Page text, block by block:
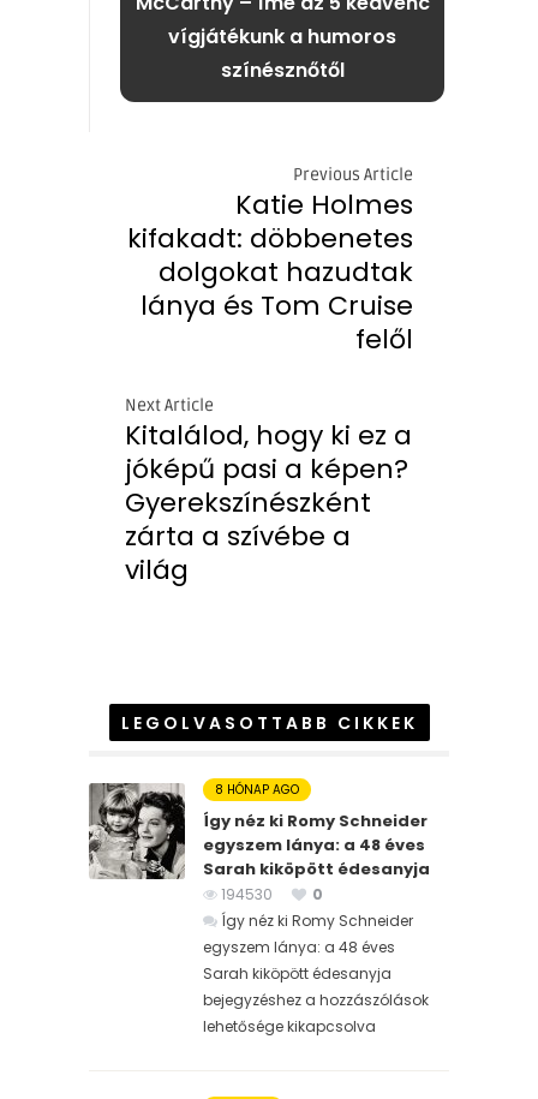
vígjátékunk a humoros
színésznőtől
Previous Article
Katie Holmes
kifakadt: döbbenetes
dolgokat hazudtak
lánya és Tom Cruise
felől
Next Article
Kitalálod, hogy ki ez a
jóképű pasi a képen?
Gyerekszínészként
zárta a szívébe a
világ
LEGOLVASOTTABB CIKKEK
8 HÓNAP AGO
Így néz ki Romy Schneider
egyszem lánya: a 48 éves
Sarah kiköpött édesanyja
194530
0
Így néz ki Romy Schneider
egyszem lánya: a 48 éves
Sarah kiköpött édesanyja
bejegyzéshez a hozzászólások
lehetősége kikapcsolva